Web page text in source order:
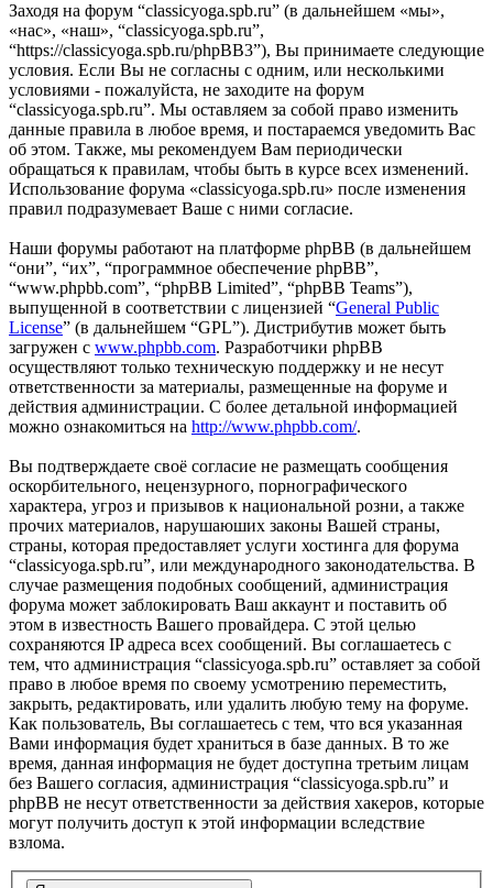
Заходя на форум “classicyoga.spb.ru” (в дальнейшем «мы»,
«нас», «наш», “classicyoga.spb.ru”,
“https://classicyoga.spb.ru/phpBB3”), Вы принимаете следующие
условия. Если Вы не согласны с одним, или несколькими
условиями - пожалуйста, не заходите на форум
“classicyoga.spb.ru”. Мы оставляем за собой право изменить
данные правила в любое время, и постараемся уведомить Вас
об этом. Также, мы рекомендуем Вам периодически
обращаться к правилам, чтобы быть в курсе всех изменений.
Использование форума «classicyoga.spb.ru» после изменения
правил подразумевает Ваше с ними согласие.
Наши форумы работают на платформе phpBB (в дальнейшем
“они”, “их”, “программное обеспечение phpBB”,
“www.phpbb.com”, “phpBB Limited”, “phpBB Teams”),
выпущенной в соответствии с лицензией “General Public
License” (в дальнейшем “GPL”). Дистрибутив может быть
загружен с www.phpbb.com. Разработчики phpBB
осуществляют только техническую поддержку и не несут
ответственности за материалы, размещенные на форуме и
действия администрации. С более детальной информацией
можно ознакомиться на http://www.phpbb.com/.
Вы подтверждаете своё согласие не размещать сообщения
оскорбительного, нецензурного, порнографического
характера, угроз и призывов к национальной розни, а также
прочих материалов, нарушаюших законы Вашей страны,
страны, которая предоставляет услуги хостинга для форума
“classicyoga.spb.ru”, или международного законодательства. В
случае размещения подобных сообщений, администрация
форума может заблокировать Ваш аккаунт и поставить об
этом в известность Вашего провайдера. С этой целью
сохраняются IP адреса всех сообщений. Вы соглашаетесь с
тем, что администрация “classicyoga.spb.ru” оставляет за собой
право в любое время по своему усмотрению переместить,
закрыть, редактировать, или удалить любую тему на форуме.
Как пользователь, Вы соглашаетесь с тем, что вся указанная
Вами информация будет храниться в базе данных. В то же
время, данная информация не будет доступна третьим лицам
без Вашего согласия, администрация “classicyoga.spb.ru” и
phpBB не несут ответственности за действия хакеров, которые
могут получить доступ к этой информации вследствие
взлома.